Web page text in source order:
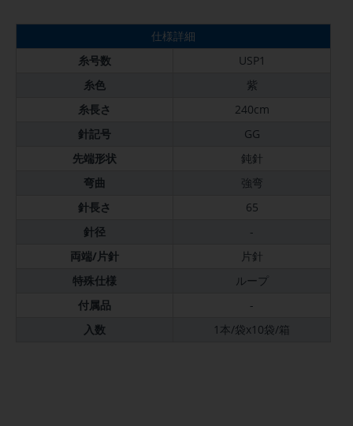
仕様詳細
糸号数
USP1
糸色
紫
糸長さ
240cm
針記号
GG
先端形状
鈍針
弯曲
強弯
針長さ
65
針径
-
両端/片針
片針
特殊仕様
ループ
付属品
-
入数
1本/袋x10袋/箱